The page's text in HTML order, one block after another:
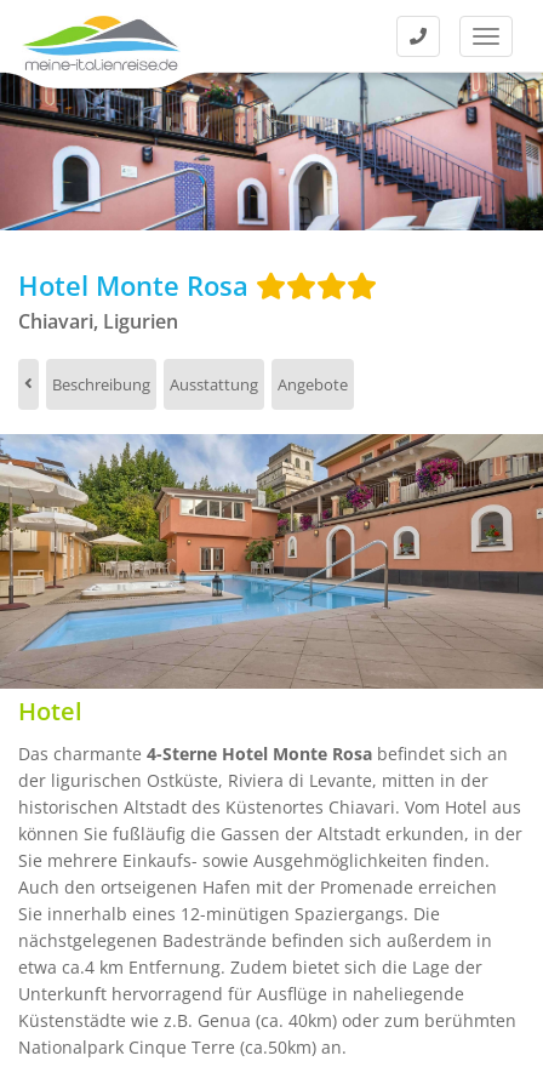
Kontakt Menü
Hotel Monte Rosa
Chiavari, Ligurien
Beschreibung Ausstattung Angebote
Hotel
Das charmante 4-Sterne Hotel Monte Rosa befindet sich an
der ligurischen Ostküste, Riviera di Levante, mitten in der
historischen Altstadt des Küstenortes Chiavari. Vom Hotel aus
können Sie fußläufig die Gassen der Altstadt erkunden, in der
Sie mehrere Einkaufs- sowie Ausgehmöglichkeiten finden.
Auch den ortseigenen Hafen mit der Promenade erreichen
Sie innerhalb eines 12-minütigen Spaziergangs. Die
nächstgelegenen Badestrände befinden sich außerdem in
etwa ca.4 km Entfernung. Zudem bietet sich die Lage der
Unterkunft hervorragend für Ausflüge in naheliegende
Küstenstädte wie z.B. Genua (ca. 40km) oder zum berühmten
Nationalpark Cinque Terre (ca.50km) an.